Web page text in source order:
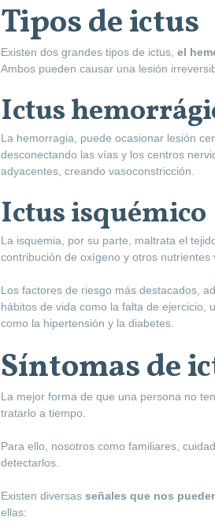
Tipos de ictus
Existen dos grandes tipos de ictus, el
Ambos pueden causar una lesión
Ictus
La hemorragia, puede ocasionar lesión
desconectando las vías y los centros
adyacentes, creando vasoconstricción.
Ictus isquémico
La isquemia, por su parte, maltrata el
contribución de oxígeno y otros nutrientes
Los factores de riesgo más destacados,
hábitos de vida como la falta de ejercicio,
como la hipertensión y la diabetes.
Síntomas de
La mejor forma de que una persona no
tratarlo a tiempo.
Para ello, nosotros como familiares,
detectarlos.
Existen diversas señales que nos
ellas: